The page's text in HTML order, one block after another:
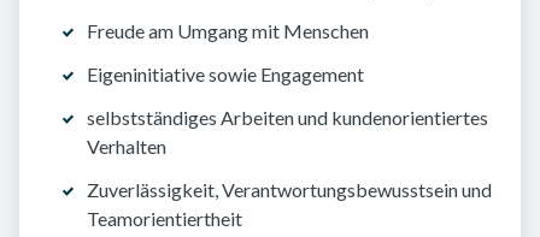
Freude am Umgang mit Menschen
Eigeninitiative sowie Engagement
selbstständiges Arbeiten und kundenorientiertes
Verhalten
Zuverlässigkeit, Verantwortungsbewusstsein und
Teamorientiertheit